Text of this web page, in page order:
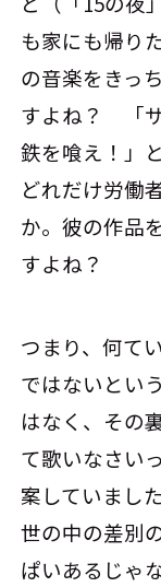
も家にも帰り
の音楽をきっ
すよね？ 「サ
鉄を喰え！」
どれだけ労働
か。彼の作品
すよね？
つまり、何て
ではないとい
はなく、その
て歌いなさい
案していまし
世の中の差別
ぱいあるじゃ